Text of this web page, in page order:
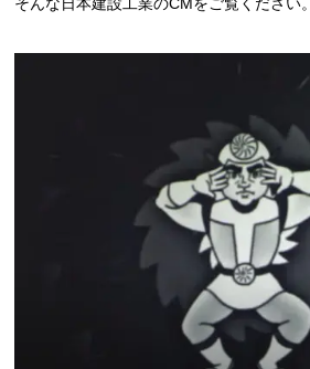
そんな日本建設工業のCMをご覧ください。